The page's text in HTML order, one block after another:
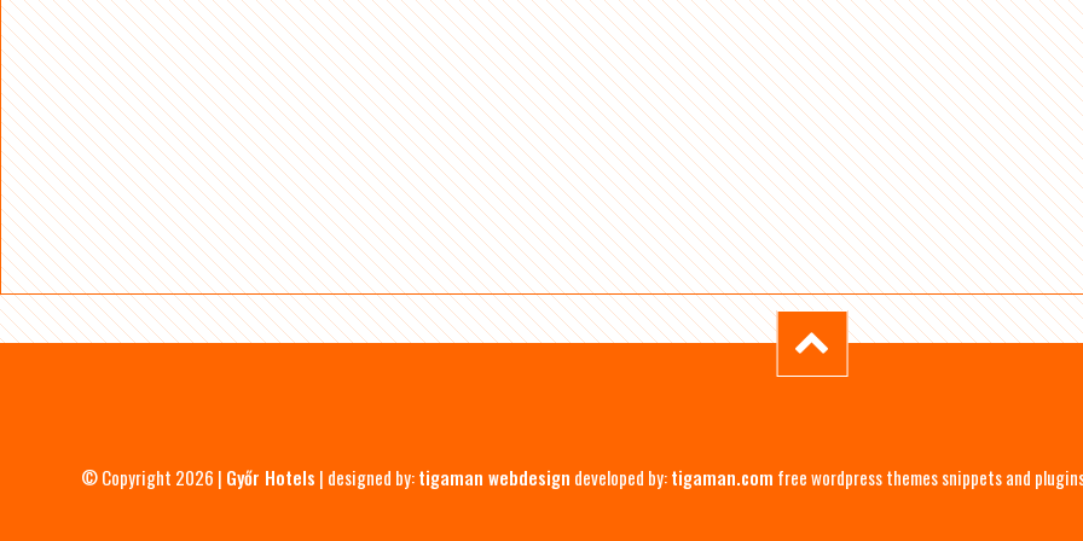
© Copyright 2026 | Győr Hotels | designed by:tigaman webdesign developed by:tigaman.com free wordpress themes snippets and